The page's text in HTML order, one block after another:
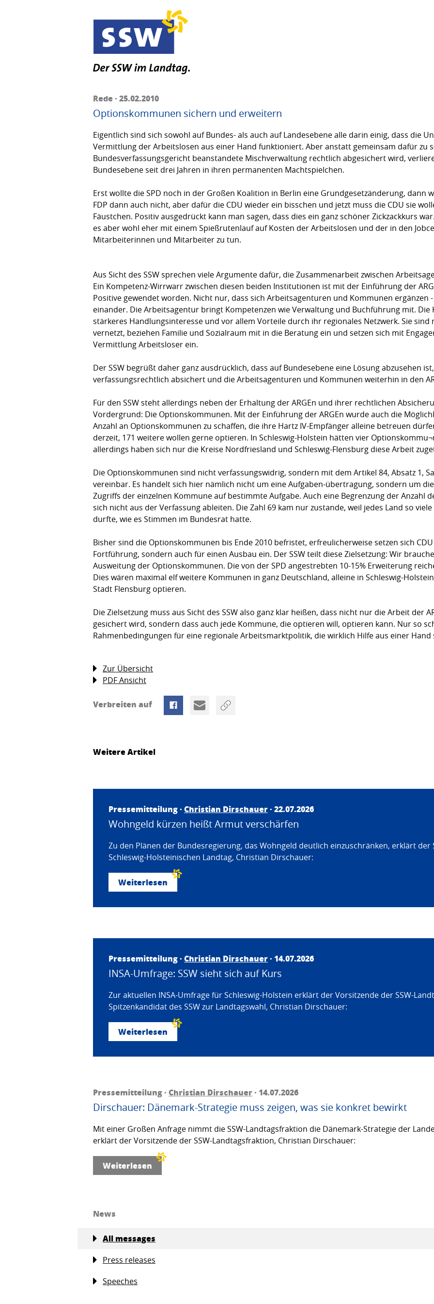
Rede · 25.02.2010
Optionskommunen sichern und erweitern
Eigentlich sind sich sowohl auf Bundes- als auch auf Landesebene alle darin einig, dass die
Vermittlung der Arbeitslosen aus einer Hand funktioniert. Aber anstatt gemeinsam dafür zu
Bundesverfassungsgericht beanstandete Mischverwaltung rechtlich abgesichert wird,
Bundesebene seit drei Jahren in ihren permanenten Machtspielchen.
Erst wollte die SPD noch in der Großen Koalition in Berlin eine Grundgesetzänderung, dann
FDP dann auch nicht, aber dafür die CDU wieder ein bisschen und jetzt muss die CDU sie
Fäustchen. Positiv ausgedrückt kann man sagen, dass dies ein ganz schöner Zickzackkurs
es aber wohl eher mit einem Spießrutenlauf auf Kosten der Arbeitslosen und der in den
Mitarbeiterinnen und Mitarbeiter zu tun.
Aus Sicht des SSW sprechen viele Argumente dafür, die Zusammenarbeit zwischen
Ein Kompetenz-Wirrwarr zwischen diesen beiden Institutionen ist mit der Einführung der
Positive gewendet worden. Nicht nur, dass sich Arbeitsagenturen und Kommunen ergänzen
einander. Die Arbeitsagentur bringt Kompetenzen wie Verwaltung und Buchführung mit. Die
stärkeres Handlungsinteresse und vor allem Vorteile durch ihr regionales Netzwerk. Sie
vernetzt, beziehen Familie und Sozialraum mit in die Beratung ein und setzen sich mit
Vermittlung Arbeitsloser ein.
Der SSW begrüßt daher ganz ausdrücklich, dass auf Bundesebene eine Lösung abzusehen
verfassungsrechtlich absichert und die Arbeitsagenturen und Kommunen weiterhin in den
Für den SSW steht allerdings neben der Erhaltung der ARGEn und ihrer rechtlichen
Vordergrund: Die Optionskommunen. Mit der Einführung der ARGEn wurde auch die
Anzahl an Optionskommunen zu schaffen, die ihre Hartz IV-Empfänger alleine betreuen
derzeit, 171 weitere wollen gerne optieren. In Schleswig-Holstein hätten vier
allerdings haben sich nur die Kreise Nordfriesland und Schleswig-Flensburg diese Arbeit
Die Optionskommunen sind nicht verfassungswidrig, sondern mit dem Artikel 84, Absatz 1,
vereinbar. Es handelt sich hier nämlich nicht um eine Aufgaben-übertragung, sondern um
Zugriffs der einzelnen Kommune auf bestimmte Aufgabe. Auch eine Begrenzung der Anzahl
sich nicht aus der Verfassung ableiten. Die Zahl 69 kam nur zustande, weil jedes Land so
durfte, wie es Stimmen im Bundesrat hatte.
Bisher sind die Optionskommunen bis Ende 2010 befristet, erfreulicherweise setzen sich
Fortführung, sondern auch für einen Ausbau ein. Der SSW teilt diese Zielsetzung: Wir
Ausweitung der Optionskommunen. Die von der SPD angestrebten 10-15% Erweiterung
Dies wären maximal elf weitere Kommunen in ganz Deutschland, alleine in Schleswig-
Stadt Flensburg optieren.
Die Zielsetzung muss aus Sicht des SSW also ganz klar heißen, dass nicht nur die Arbeit der
gesichert wird, sondern dass auch jede Kommune, die optieren will, optieren kann. Nur so
Rahmenbedingungen für eine regionale Arbeitsmarktpolitik, die wirklich Hilfe aus einer Hand
Zur Übersicht
PDF Ansicht
Verbreiten auf
Weitere Artikel
Pressemitteilung · Christian Dirschauer· 22.07.2026
Wohngeld kürzen heißt Armut verschärfen
Zu den Plänen der Bundesregierung, das Wohngeld deutlich einzuschränken, erklärt der
Schleswig-Holsteinischen Landtag, Christian Dirschauer:
Weiterlesen
Pressemitteilung · Christian Dirschauer· 14.07.2026
INSA-Umfrage: SSW sieht sich auf Kurs
Zur aktuellen INSA-Umfrage für Schleswig-Holstein erklärt der Vorsitzende der SSW-
Spitzenkandidat des SSW zur Landtagswahl, Christian Dirschauer:
Weiterlesen
Pressemitteilung · Christian Dirschauer· 14.07.2026
Dirschauer: Dänemark-Strategie muss zeigen, was sie konkret bewirkt
Mit einer Großen Anfrage nimmt die SSW-Landtagsfraktion die Dänemark-Strategie der
erklärt der Vorsitzende der SSW-Landtagsfraktion, Christian Dirschauer:
Weiterlesen
News
All messages
Press releases
Speeches